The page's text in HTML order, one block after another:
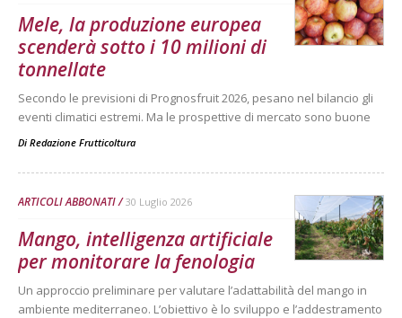
Mele, la produzione europea
scenderà sotto i 10 milioni di
tonnellate
Secondo le previsioni di Prognosfruit 2026, pesano nel bilancio gli
eventi climatici estremi. Ma le prospettive di mercato sono buone
Di Redazione Frutticoltura
ARTICOLI ABBONATI 30 Luglio 2026
Mango, intelligenza artificiale
per monitorare la fenologia
Un approccio preliminare per valutare l’adattabilità del mango in
ambiente mediterraneo. L’obiettivo è lo sviluppo e l’addestramento